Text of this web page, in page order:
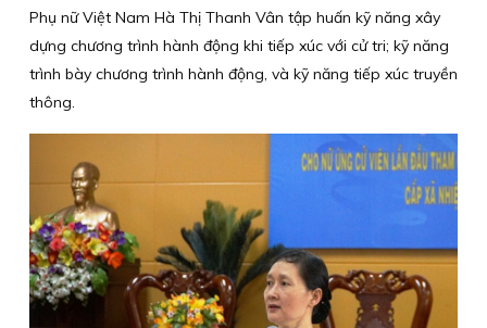
Phụ nữ Việt Nam Hà Thị Thanh Vân tập huấn kỹ năng xây
dựng chương trình hành động khi tiếp xúc với cử tri; kỹ năng
trình bày chương trình hành động, và kỹ năng tiếp xúc truyền
thông.